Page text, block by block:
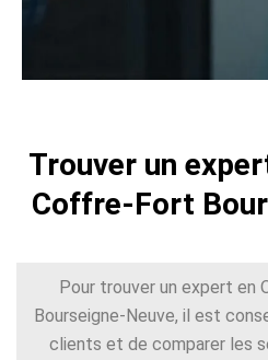
Trouver un
Coffre-Fort
Pour trouver un expert en
Bourseigne-Neuve, il est
clients et de comparer les